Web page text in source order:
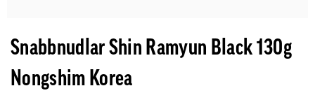
Snabbnudlar Shin Ramyun Black 130g
Nongshim Korea